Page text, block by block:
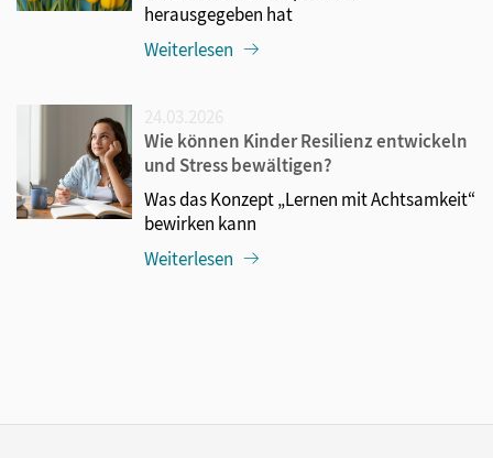
herausgegeben hat
Weiterlesen
Wie können Kinder Resilienz entwickeln
und Stress bewältigen?
Was das Konzept „Lernen mit Achtsamkeit“
bewirken kann
Weiterlesen